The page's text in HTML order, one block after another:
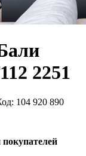
2251
104 920 890